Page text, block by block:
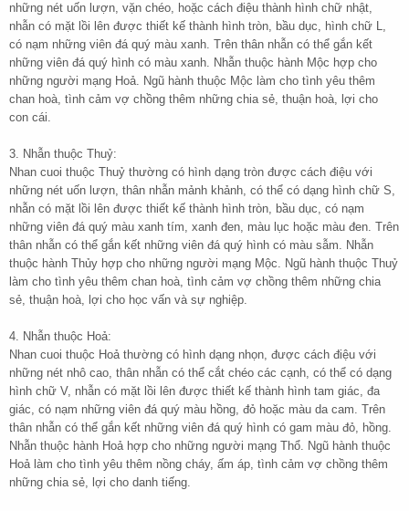
những nét uốn lượn, vặn chéo, hoặc cách điệu thành hình chữ nhật,
nhẫn có mặt lồi lên được thiết kế thành hình tròn, bầu dục, hình chữ L,
có nạm những viên đá quý màu xanh. Trên thân nhẫn có thể gắn kết
những viên đá quý hình có màu xanh. Nhẫn thuộc hành Mộc hợp cho
những người mạng Hoả. Ngũ hành thuộc Mộc làm cho tình yêu thêm
chan hoà, tình cảm vợ chồng thêm những chia sẻ, thuận hoà, lợi cho
con cái.
3. Nhẫn thuộc Thuỷ:
Nhan cuoi thuộc Thuỷ thường có hình dạng tròn được cách điệu với
những nét uốn lượn, thân nhẫn mảnh khảnh, có thể có dạng hình chữ S,
nhẫn có mặt lồi lên được thiết kế thành hình tròn, bầu dục, có nạm
những viên đá quý màu xanh tím, xanh đen, màu lục hoặc màu đen. Trên
thân nhẫn có thể gắn kết những viên đá quý hình có màu sẫm. Nhẫn
thuộc hành Thủy hợp cho những người mạng Mộc. Ngũ hành thuộc Thuỷ
làm cho tình yêu thêm chan hoà, tình cảm vợ chồng thêm những chia
sẻ, thuận hoà, lợi cho học vấn và sự nghiệp.
4. Nhẫn thuộc Hoả:
Nhan cuoi thuộc Hoả thường có hình dạng nhọn, được cách điệu với
những nét nhô cao, thân nhẫn có thể cắt chéo các cạnh, có thể có dạng
hình chữ V, nhẫn có mặt lồi lên được thiết kế thành hình tam giác, đa
giác, có nạm những viên đá quý màu hồng, đỏ hoặc màu da cam. Trên
thân nhẫn có thể gắn kết những viên đá quý hình có gam màu đỏ, hồng.
Nhẫn thuộc hành Hoả hợp cho những người mạng Thổ. Ngũ hành thuộc
Hoả làm cho tình yêu thêm nồng cháy, ấm áp, tình cảm vợ chồng thêm
những chia sẻ, lợi cho danh tiếng.